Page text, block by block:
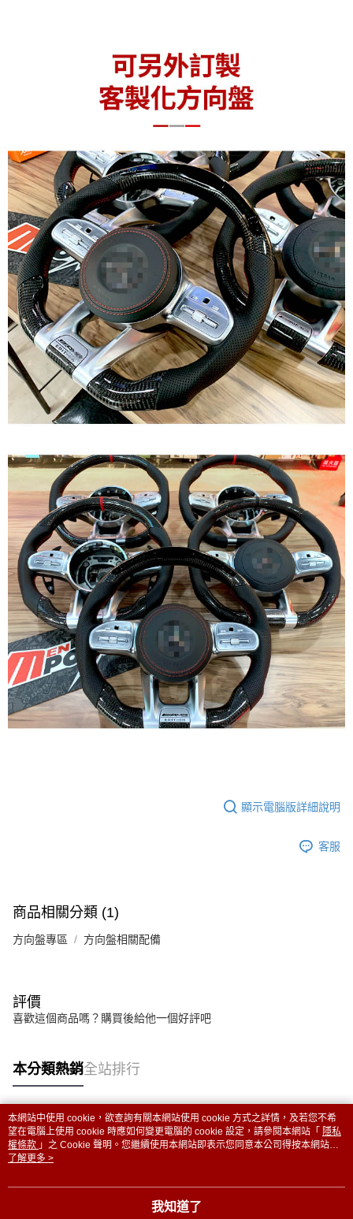
顯示電腦版詳細說明
客服
商品相關分類 (1)
方向盤專區 方向盤相關配備
評價
喜歡這個商品嗎？購買後給他一個好評吧
本分類熱銷全站排行
熱門標籤
本網站中使用 cookie，欲查詢有關本網站使用 cookie 方式之詳情，及若您不希
望在電腦上使用 cookie 時應如何變更電腦的 cookie 設定，請參閱本網站「 隱私
權條款 」之 Cookie 聲明。您繼續使用本網站即表示您同意本公司得按本網站使
用條款之 Cookie 聲明使用 cookie。
了解更多 >
我知道了